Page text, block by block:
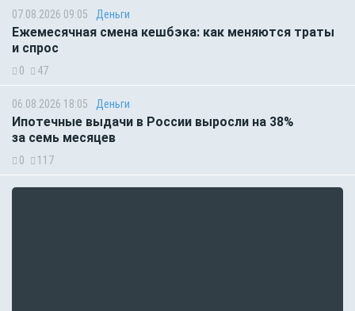
07.08.2026 09:05 Деньги
Ежемесячная смена кешбэка: как меняются траты
и спрос
0 47
06.08.2026 18:05 Деньги
Ипотечные выдачи в России выросли на 38%
за семь месяцев
0 117